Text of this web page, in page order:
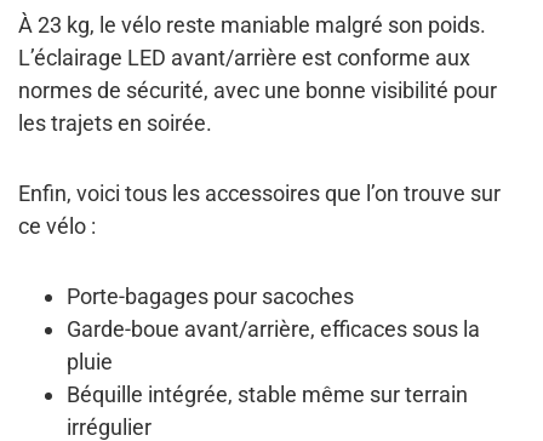
À 23 kg, le vélo reste maniable malgré son poids.
L’éclairage LED avant/arrière est conforme aux
normes de sécurité, avec une bonne visibilité pour
les trajets en soirée.
Enfin, voici tous les accessoires que l’on trouve sur
ce vélo :
Porte-bagages pour sacoches
Garde-boue avant/arrière, efficaces sous la
pluie
Béquille intégrée, stable même sur terrain
irrégulier